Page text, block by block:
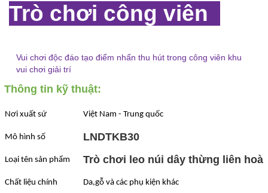
Trò chơi công viên
Vui chơi độc đáo tạo điểm nhấn thu hút trong công viên khu
vui chơi giải trí
Thông tin kỹ thuật:
Nơi xuất sứ Việt Nam - Trung quốc
Mô hình số LNDTKB30
Loại tên sản phẩm Trò chơi leo núi dây thừng liên
Chất liệu chính Da,gỗ và các phụ kiện khác